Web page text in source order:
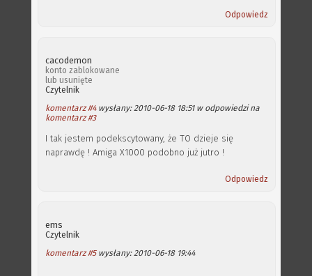
Odpowiedz
cacodemon
konto zablokowane
lub usunięte
Czytelnik
komentarz #4wysłany: 2010-06-18 18:51 w odpowiedzi na
komentarz #3
I tak jestem podekscytowany, że TO dzieje się
naprawdę ! Amiga X1000 podobno już jutro !
Odpowiedz
ems
Czytelnik
komentarz #5wysłany: 2010-06-18 19:44